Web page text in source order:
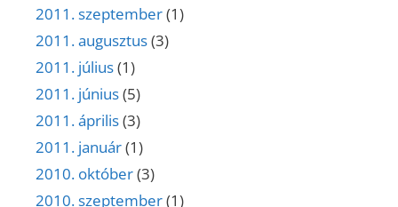
2011. szeptember(1)
2011. augusztus(3)
2011. július(1)
2011. június(5)
2011. április(3)
2011. január(1)
2010. október(3)
2010. szeptember(1)